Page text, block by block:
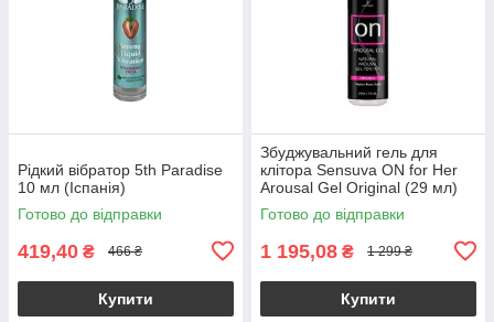
Рідкий вібратор 5th Paradise
10 мл (Іспанія)
Готово до відправки
419,40 ₴ 466 ₴
Купити
Збуджувальний гель для
клітора Sensuva ON for Her
Arousal Gel Original (29 мл)
рідкий вібратор
Готово до відправки
1 195,08 ₴ 1 299 ₴
Купити